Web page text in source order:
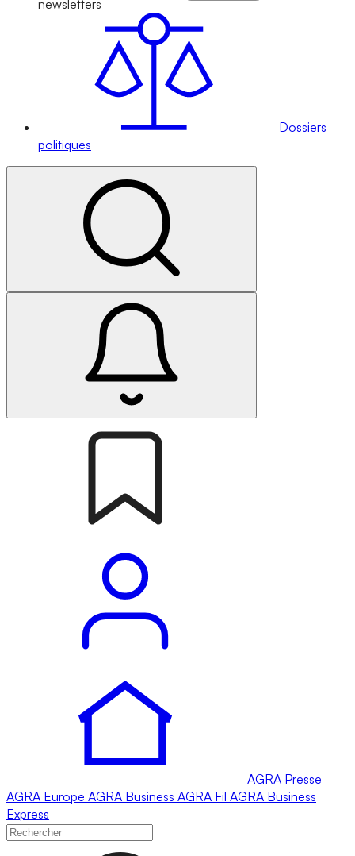
newsletters
Dossiers
politiques
AGRA Presse
AGRA Europe AGRA Business AGRA Fil AGRA Business
Express